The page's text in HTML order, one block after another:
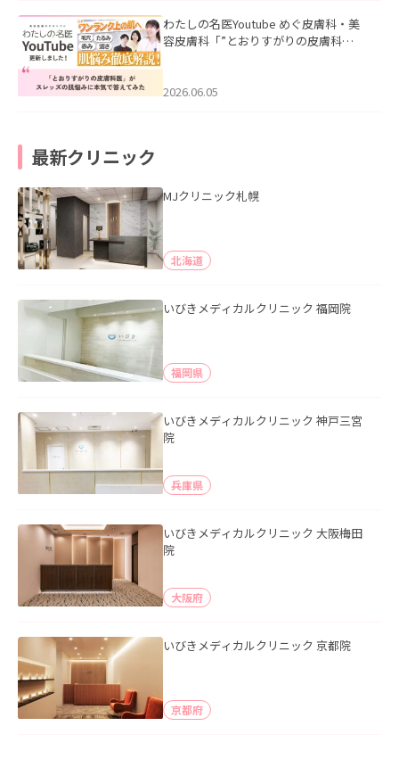
わたしの名医Youtube めぐ皮膚科・美
容皮膚科「”とおりすがりの皮膚科
2026.06.05
最新クリニック
MJクリニック札幌
北海道
いびきメディカルクリニック 福岡院
福岡県
いびきメディカルクリニック 神戸三宮
院
兵庫県
いびきメディカルクリニック 大阪梅田
院
大阪府
いびきメディカルクリニック 京都院
京都府